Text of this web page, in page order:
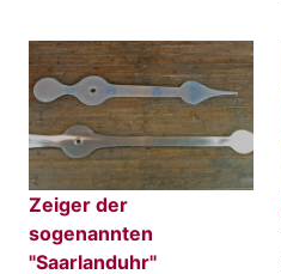
Zeiger der
sogenannten
"Saarlanduhr"